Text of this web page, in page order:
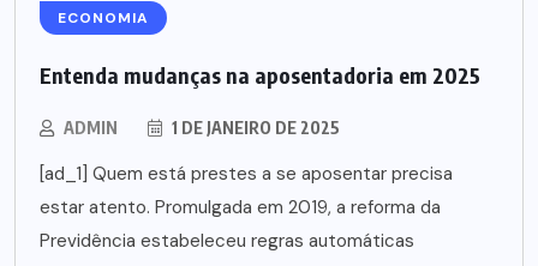
ECONOMIA
Entenda mudanças na aposentadoria em 2025
ADMIN 1 DE JANEIRO DE 2025
[ad_1] Quem está prestes a se aposentar precisa
estar atento. Promulgada em 2019, a reforma da
Previdência estabeleceu regras automáticas